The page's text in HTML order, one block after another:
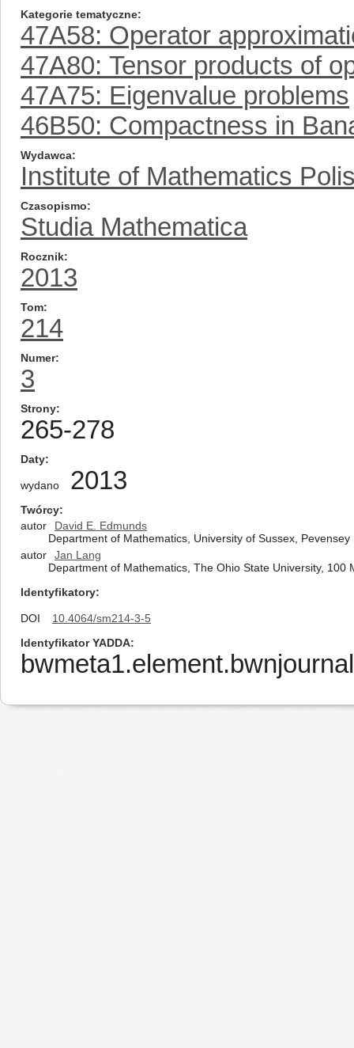
Kategorie tematyczne
47A58: Operator
47A80: Tensor products of
47A75: Eigenvalue problems
46B50: Compactness in
Wydawca
Institute of Mathematics
Czasopismo
Studia Mathematica
Rocznik
2013
Tom
214
Numer
3
Strony
265-278
Daty
wydano 2013
Twórcy
autor
David E. Edmunds
Department of Mathematics, University of Sussex,
autor
Jan Lang
Department of Mathematics, The Ohio State University, 100
Identyfikatory
DOI
10.4064/sm214-3-5
Identyfikator YADDA